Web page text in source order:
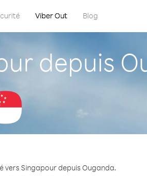
Viber Out Blog
depuis
vers Singapour depuis Ouganda.